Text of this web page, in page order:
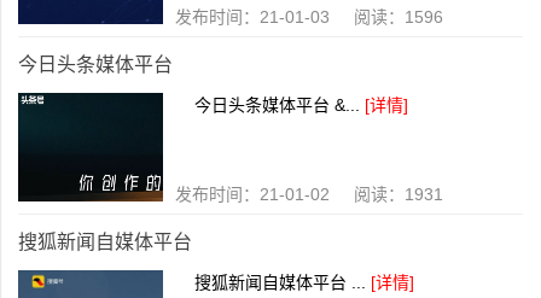
发布时间：21-01-03 阅读：1596
今日头条媒体平台
今日头条媒体平台 &... [详情]
发布时间：21-01-02 阅读：1931
搜狐新闻自媒体平台
搜狐新闻自媒体平台 ... [详情]